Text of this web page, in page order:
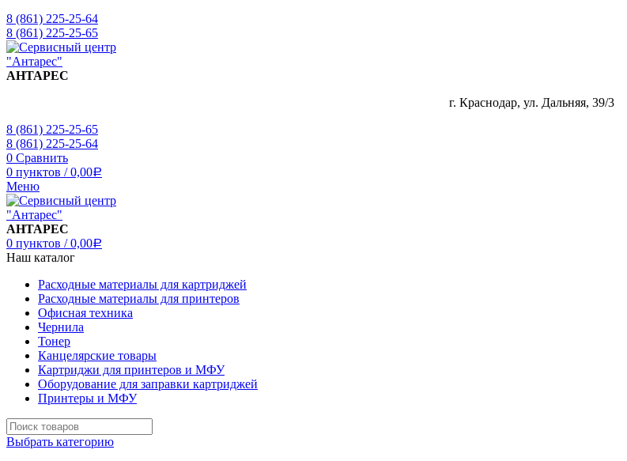
8 (861) 225-25-64
8 (861) 225-25-65
АНТАРЕС
г. Краснодар, ул. Дальняя, 39/3
8 (861) 225-25-65
8 (861) 225-25-64
0 Сравнить
0 пунктов / 0,00Р
Меню
АНТАРЕС
0 пунктов / 0,00Р
Наш каталог
Расходные материалы для картриджей
Расходные материалы для принтеров
Офисная техника
Чернила
Тонер
Канцелярские товары
Картриджи для принтеров и МФУ
Оборудование для заправки картриджей
Принтеры и МФУ
Выбрать категорию